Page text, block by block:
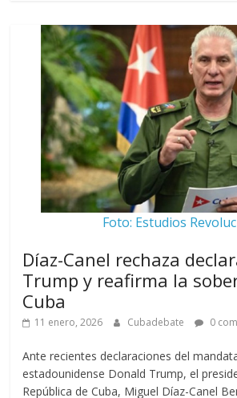
Foto: Estudios
Díaz-Canel rechaza
Trump y reafirma la
Cuba
11 enero, 2026 Cubadebate 0
Ante recientes declaraciones del
estadounidense Donald Trump, el
República de Cuba, Miguel Díaz-Canel